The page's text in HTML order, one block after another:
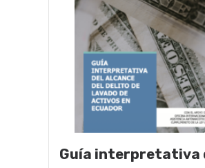
Guía interpretativa